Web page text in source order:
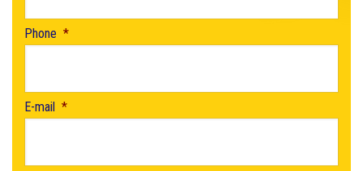
Phone *
E-mail *